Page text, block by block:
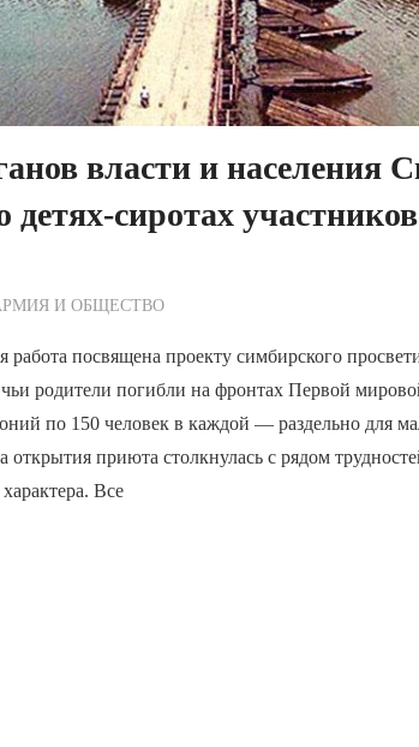
власти и населения
детях-сиротах
по Редакции
И ОБЩЕСТВО
работа посвящена проекту симбирского
родители погибли на фронтах Первой
по 150 человек в каждой — раздельно для
открытия приюта столкнулась с рядом
Все